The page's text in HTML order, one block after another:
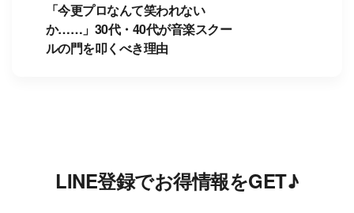
「今更プロなんて笑われない
か……」30代・40代が音楽スクー
ルの門を叩くべき理由
LINE登録でお得情報をGET♪